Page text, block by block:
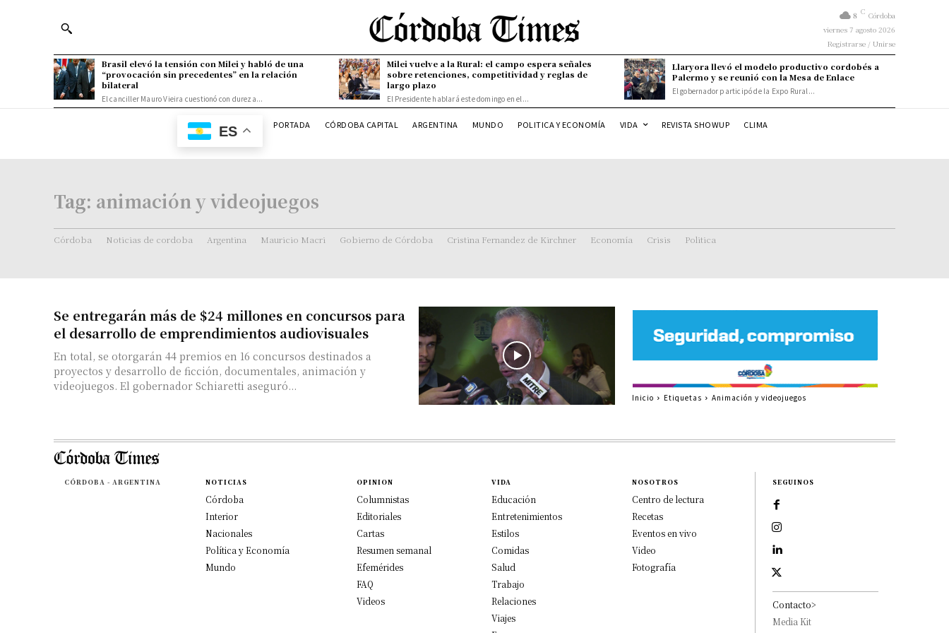
8 C Córdoba
viernes 7 agosto 2026
Registrarse / Unirse
Brasil elevó la tensión con Milei y habló de una
“provocación sin precedentes” en la relación
bilateral
El canciller Mauro Vieira cuestionó con dureza...
Milei vuelve a la Rural: el campo espera señales
sobre retenciones, competitividad y reglas de
largo plazo
El Presidente hablará este domingo en el...
Llaryora llevó el modelo productivo cordobés a
Palermo y se reunió con la Mesa de Enlace
El gobernador participó de la Expo Rural...
ES PORTADA CÓRDOBA CAPITAL ARGENTINA MUNDO POLITICA Y ECONOMÍA VIDA REVISTA SHOWUP CLIMA
Tag: animación y videojuegos
Córdoba Noticias de cordoba Argentina Mauricio Macri Gobierno de Córdoba Cristina Fernandez de Kirchner Economía Crisis Politica
Se entregarán más de $24 millones en concursos para
el desarrollo de emprendimientos audiovisuales
En total, se otorgarán 44 premios en 16 concursos destinados a
proyectos y desarrollo de ficción, documentales, animación y
videojuegos. El gobernador Schiaretti aseguró...
Inicio Etiquetas Animación y videojuegos
CÓRDOBA - ARGENTINA NOTICIAS
Córdoba
Interior
Nacionales
Política y Economía
Mundo
OPINION
Columnistas
Editoriales
Cartas
Resumen semanal
Efemérides
FAQ
Videos
VIDA
Educación
Entretenimientos
Estilos
Comidas
Salud
Trabajo
Relaciones
Viajes
NOSOTROS
Centro de lectura
Recetas
Eventos en vivo
Video
Fotografía
SEGUINOS
Contacto>
Media Kit